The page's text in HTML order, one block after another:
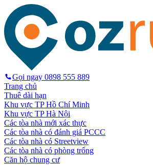
Gọi ngay 0898 555 889
Trang chủ
Thuê dài hạn
Khu vực TP Hồ Chí Minh
Khu vực TP Hà Nội
Các tòa nhà mới xác thực
Các tòa nhà có đánh giá PCCC
Các tòa nhà có Streetview
Các tòa nhà có phòng trống
Căn hộ chung cư